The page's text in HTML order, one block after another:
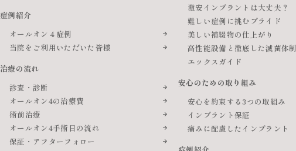
症例紹介
オールオン４症例
当院をご利用いただいた皆様
治療の流れ
診査・診断
オールオン4の治療費
術前治療
オールオン4手術日の流れ
保証・アフターフォロー
激安インプラントは大丈夫？
難しい症例に挑むプライド
美しい補綴物の仕上がり
高性能設備と徹底した滅菌体制
エックスガイド
安心のための取り組み
安心を約束する3つの取組み
インプラント保証
痛みに配慮したインプラント